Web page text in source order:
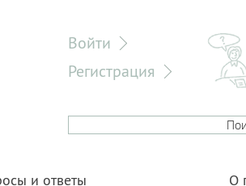
Войти
Регистрация
и ответы О